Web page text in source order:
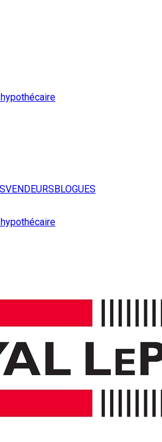
VENDEURSBLOGUES